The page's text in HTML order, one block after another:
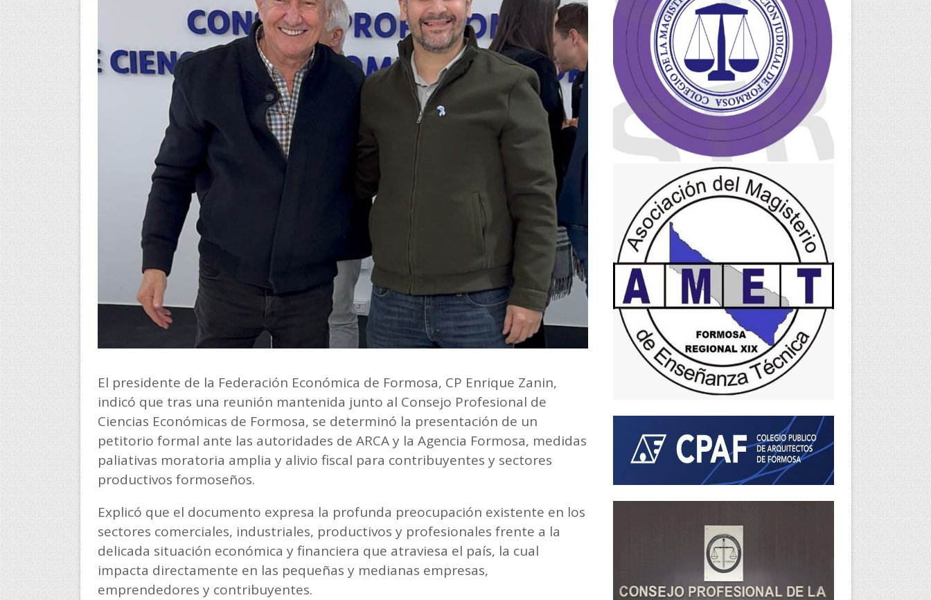
El presidente de la Federación Económica de Formosa, CP Enrique Zanin,
indicó que tras una reunión mantenida junto al Consejo Profesional de
Ciencias Económicas de Formosa, se determinó la presentación de un
petitorio formal ante las autoridades de ARCA y la Agencia Formosa, medidas
paliativas moratoria amplia y alivio fiscal para contribuyentes y sectores
productivos formoseños.
Explicó que el documento expresa la profunda preocupación existente en los
sectores comerciales, industriales, productivos y profesionales frente a la
delicada situación económica y financiera que atraviesa el país, la cual
impacta directamente en las pequeñas y medianas empresas,
emprendedores y contribuyentes.